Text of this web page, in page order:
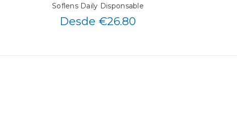
Soflens Daily Disponsable
Desde €26.80